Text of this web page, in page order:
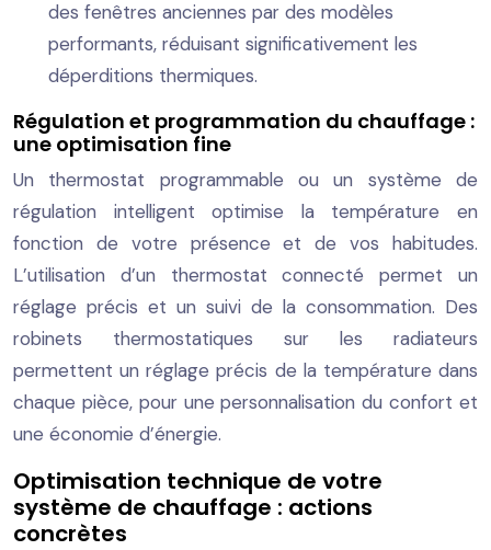
des fenêtres anciennes par des modèles
performants, réduisant significativement les
déperditions thermiques.
Régulation et programmation du chauffage :
une optimisation fine
Un thermostat programmable ou un système de
régulation intelligent optimise la température en
fonction de votre présence et de vos habitudes.
L’utilisation d’un thermostat connecté permet un
réglage précis et un suivi de la consommation. Des
robinets thermostatiques sur les radiateurs
permettent un réglage précis de la température dans
chaque pièce, pour une personnalisation du confort et
une économie d’énergie.
Optimisation technique de votre
système de chauffage : actions
concrètes